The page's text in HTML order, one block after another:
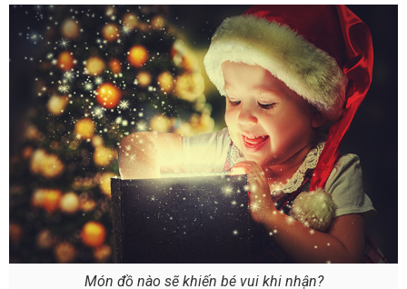
Món đồ nào sẽ khiến bé vui khi nhận?